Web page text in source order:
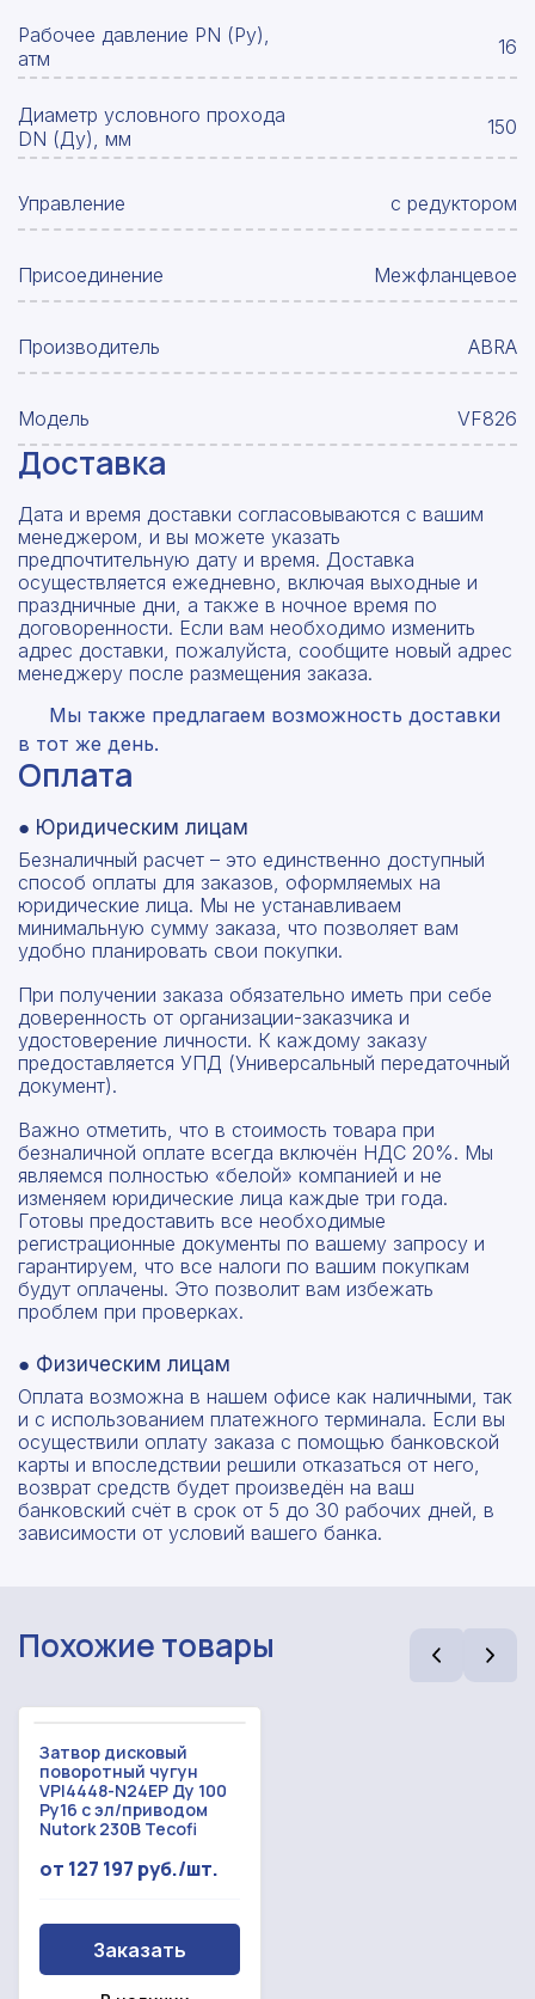
Рабочее давление PN (Ру),
атм
16
Диаметр условного прохода
DN (Ду), мм
150
Управление с редуктором
Присоединение Межфланцевое
Производитель ABRA
Модель VF826
Доставка
Дата и время доставки согласовываются с вашим
менеджером, и вы можете указать
предпочтительную дату и время. Доставка
осуществляется ежедневно, включая выходные и
праздничные дни, а также в ночное время по
договоренности. Если вам необходимо изменить
адрес доставки, пожалуйста, сообщите новый адрес
менеджеру после размещения заказа.
Мы также предлагаем возможность доставки
в тот же день.
Оплата
● Юридическим лицам
Безналичный расчет – это единственно доступный
способ оплаты для заказов, оформляемых на
юридические лица. Мы не устанавливаем
минимальную сумму заказа, что позволяет вам
удобно планировать свои покупки.
При получении заказа обязательно иметь при себе
доверенность от организации-заказчика и
удостоверение личности. К каждому заказу
предоставляется УПД (Универсальный передаточный
документ).
Важно отметить, что в стоимость товара при
безналичной оплате всегда включён НДС 20%. Мы
являемся полностью «белой» компанией и не
изменяем юридические лица каждые три года.
Готовы предоставить все необходимые
регистрационные документы по вашему запросу и
гарантируем, что все налоги по вашим покупкам
будут оплачены. Это позволит вам избежать
проблем при проверках.
● Физическим лицам
Оплата возможна в нашем офисе как наличными, так
и с использованием платежного терминала. Если вы
осуществили оплату заказа с помощью банковской
карты и впоследствии решили отказаться от него,
возврат средств будет произведён на ваш
банковский счёт в срок от 5 до 30 рабочих дней, в
зависимости от условий вашего банка.
Похожие товары
Затвор дисковый
поворотный чугун
VPI4448-N24EP Ду 100
Ру16 с эл/приводом
Nutork 230В Tecofi
от 127 197 руб./шт.
Заказать
Рассчитать смету
Заполните форму ниже, чтобы получить
кратчайшие сроки.
Оставьте номер
Мы свяжемся с вами в ближайшее время!
Предоставим бесплатную консультацию по